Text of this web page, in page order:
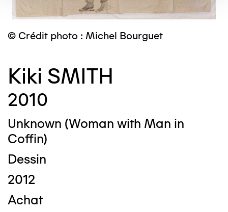
© Crédit photo : Michel Bourguet
Kiki SMITH
2010
Unknown (Woman with Man in
Coffin)
Dessin
2012
Achat